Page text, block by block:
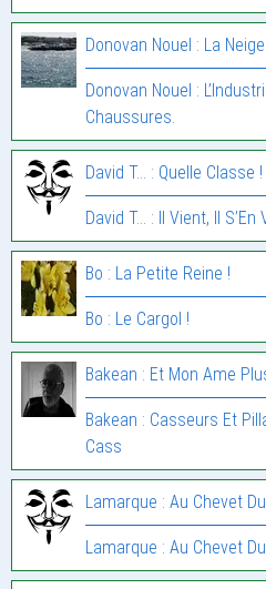
Donovan Nouel : La
Donovan Nouel :
Chaussures.
David T... : Quelle Classe !
David T... : Il Vient, Il S’En
Bo : La Petite Reine !
Bo : Le Cargol !
Bakean : Et Mon Ame
Bakean : Casseurs Et
Cass
Lamarque : Au Chevet
Lamarque : Au Chevet